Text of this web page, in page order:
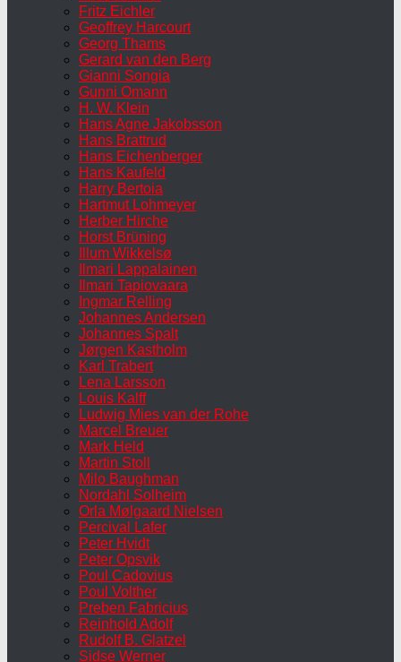
Fritz Eichler
Geoffrey Harcourt
Georg Thams
Gerard van den Berg
Gianni Songia
Gunni Omann
H. W. Klein
Hans Agne Jakobsson
Hans Brattrud
Hans Eichenberger
Hans Kaufeld
Harry Bertoia
Hartmut Lohmeyer
Herber Hirche
Horst Brüning
Illum Wikkelsø
Ilmari Lappalainen
Ilmari Tapiovaara
Ingmar Relling
Johannes Andersen
Johannes Spalt
Jørgen Kastholm
Karl Trabert
Lena Larsson
Louis Kalff
Ludwig Mies van der Rohe
Marcel Breuer
Mark Held
Martin Stoll
Milo Baughman
Nordahl Solheim
Orla Mølgaard Nielsen
Percival Lafer
Peter Hvidt
Peter Opsvik
Poul Cadovius
Poul Volther
Preben Fabricius
Reinhold Adolf
Rudolf B. Glatzel
Sidse Werner